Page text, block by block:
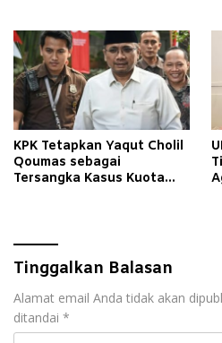
KPK Tetapkan Yaqut Cholil
Qoumas sebagai
Tersangka Kasus Kuota
Tinggalkan Balasan
Alamat email Anda tidak akan
ditandai *